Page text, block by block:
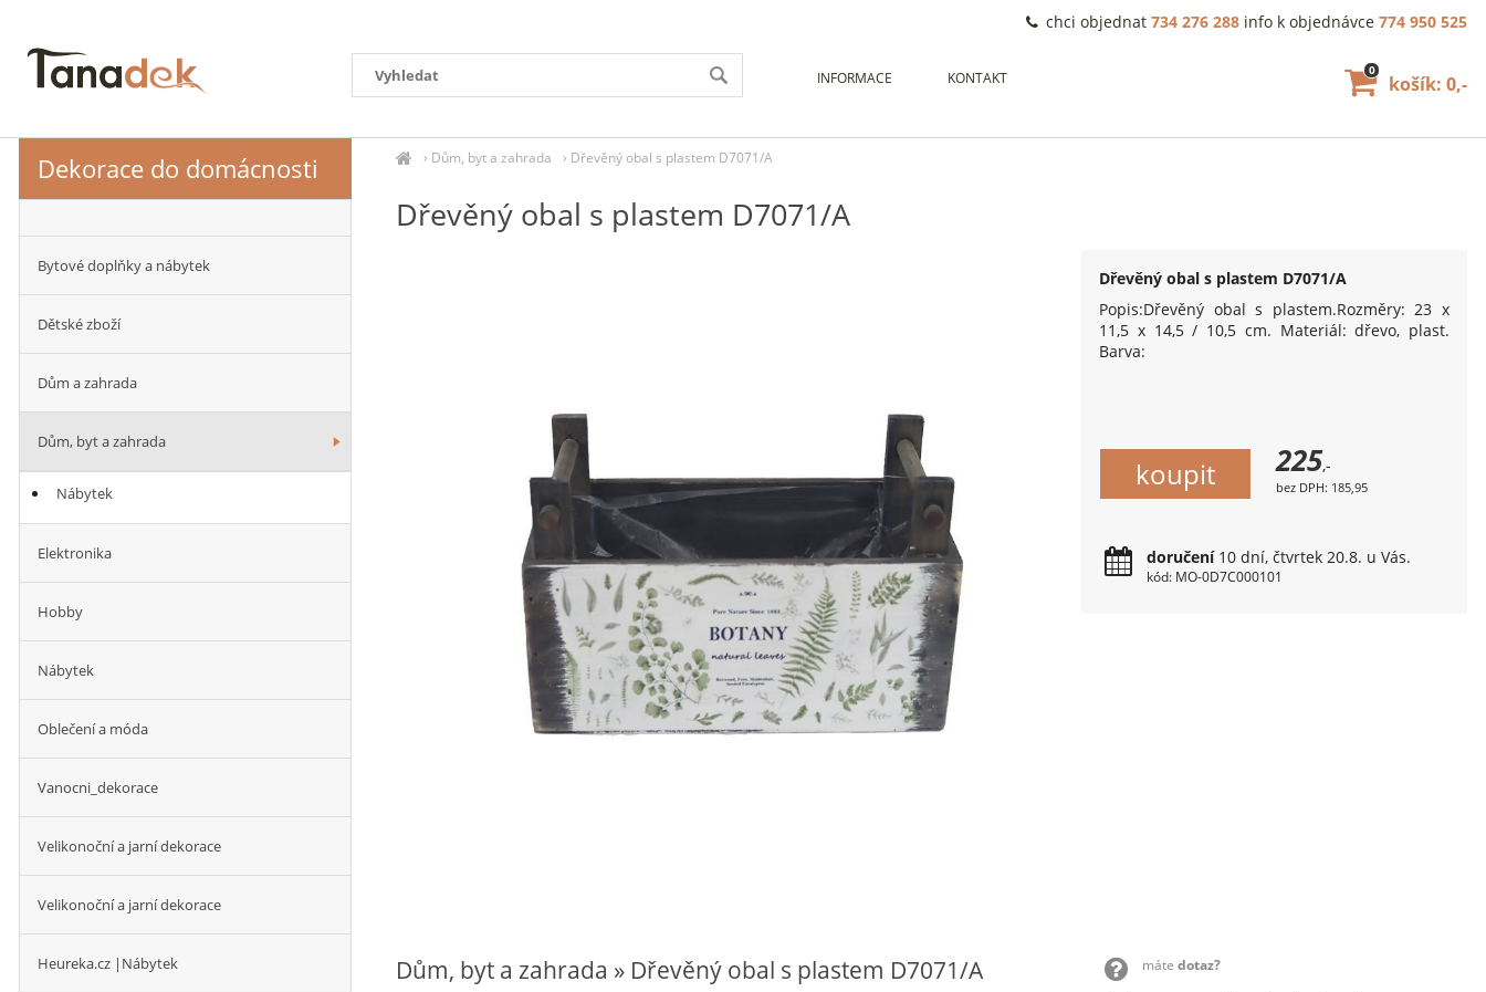
› Dům, byt a zahrada › Dřevěný obal s plastem D7071/A
Dřevěný obal s plastem D7071/A
Dřevěný obal s plastem D7071/A
Popis:Dřevěný obal s plastem.Rozměry: 23 x
11,5 x 14,5 / 10,5 cm. Materiál: dřevo, plast.
Barva:
225,-
bez DPH: 185,95
doručení10 dní, čtvrtek 20.8. u Vás.
kód: MO-0D7C000101
máte dotaz?
Dům, byt a zahrada » Dřevěný obal s plastem D7071/A
Dekorace do domácnosti
Bytové doplňky a nábytek
Dětské zboží
Dům a zahrada
Dům, byt a zahrada
Nábytek
Elektronika
Hobby
Nábytek
Oblečení a móda
Vanocni_dekorace
Velikonoční a jarní dekorace
Velikonoční a jarní dekorace
Heureka.cz |Nábytek
INFORMACE KONTAKT
chci objednat 734 276 288 info k objednávce 774 950 525
košík: 0,-
0